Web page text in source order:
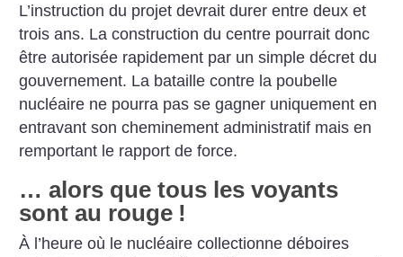
L’instruction du projet devrait durer entre deux et
trois ans. La construction du centre pourrait donc
être autorisée rapidement par un simple décret du
gouvernement. La bataille contre la poubelle
nucléaire ne pourra pas se gagner uniquement en
entravant son cheminement administratif mais en
remportant le rapport de force.
… alors que tous les voyants
sont au rouge !
À l’heure où le nucléaire collectionne déboires